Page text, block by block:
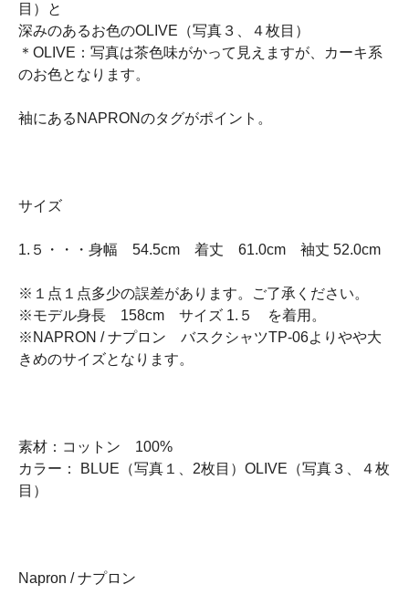
目）と
深みのあるお色のOLIVE（写真３、４枚目）
＊OLIVE：写真は茶色味がかって見えますが、カーキ系
のお色となります。
袖にあるNAPRONのタグがポイント。
サイズ
1.５・・・身幅 54.5cm 着丈 61.0cm 袖丈 52.0cm
※１点１点多少の誤差があります。ご了承ください。
※モデル身長 158cm サイズ 1.５ を着用。
※NAPRON / ナプロン バスクシャツTP-06よりやや大
きめのサイズとなります。
素材：コットン 100%
カラー： BLUE（写真１、2枚目）OLIVE（写真３、４枚
目）
Napron / ナプロン